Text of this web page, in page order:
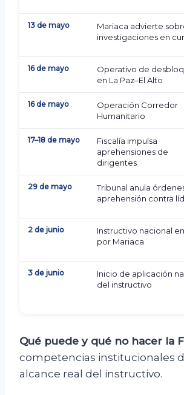
13 de mayo
Mariaca advierte
investigaciones en
16 de mayo
Operativo de
en La Paz–El Alto
16 de mayo
Operación Corredor
Humanitario
17–18 de mayo
Fiscalía impulsa
aprehensiones de
dirigentes
29 de mayo
Tribunal anula
aprehensión contra
2 de junio
Instructivo nacional
por Mariaca
3 de junio
Inicio de aplicación
del instructivo
Qué puede y qué no hacer la
competencias institucionales
alcance real del instructivo.